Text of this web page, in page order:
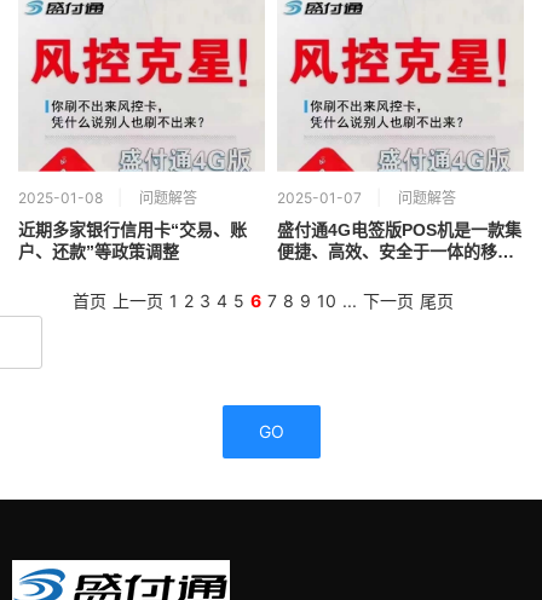
2025-01-08 问题解答
近期多家银行信用卡“交易、账
户、还款”等政策调整
2025-01-07 问题解答
盛付通4G电签版POS机是一款集
便捷、高效、安全于一体的移动
首页 上一页 1 2 3 4 5 6 7 8 9 10 ... 下一页 尾页